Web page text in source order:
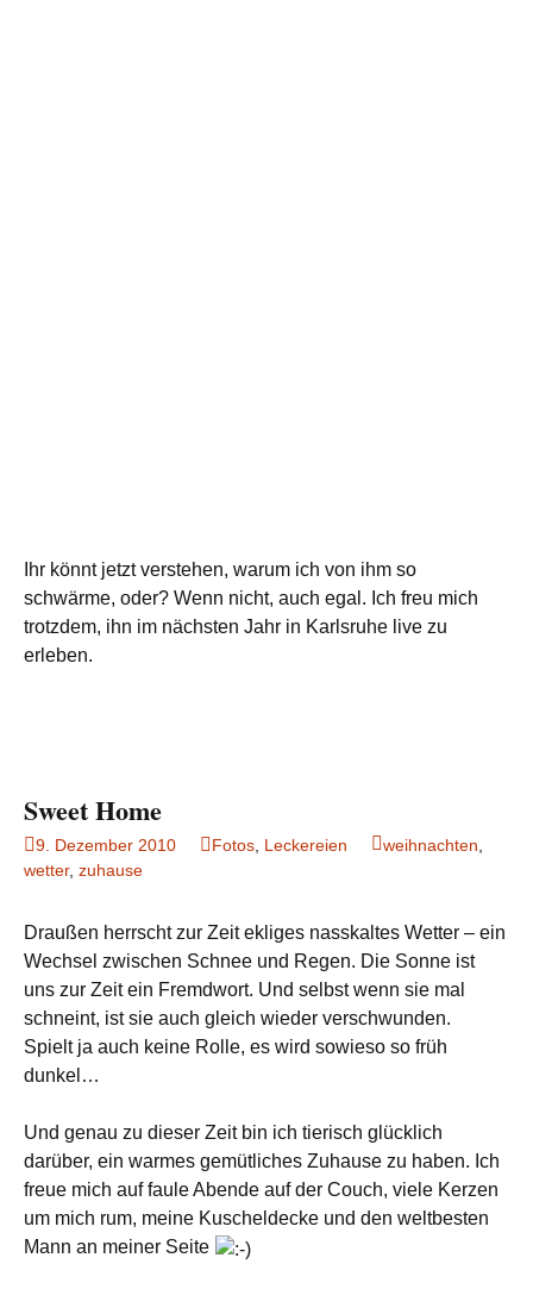
Ihr könnt jetzt verstehen, warum ich von ihm so
schwärme, oder? Wenn nicht, auch egal. Ich freu mich
trotzdem, ihn im nächsten Jahr in Karlsruhe live zu
erleben.
Sweet Home
9. Dezember 2010 Fotos Leckereien weihnachten
wetter, zuhause
Draußen herrscht zur Zeit ekliges nasskaltes Wetter – ein
Wechsel zwischen Schnee und Regen. Die Sonne ist
uns zur Zeit ein Fremdwort. Und selbst wenn sie mal
schneint, ist sie auch gleich wieder verschwunden.
Spielt ja auch keine Rolle, es wird sowieso so früh
dunkel…
Und genau zu dieser Zeit bin ich tierisch glücklich
darüber, ein warmes gemütliches Zuhause zu haben. Ich
freue mich auf faule Abende auf der Couch, viele Kerzen
um mich rum, meine Kuscheldecke und den weltbesten
Mann an meiner Seite